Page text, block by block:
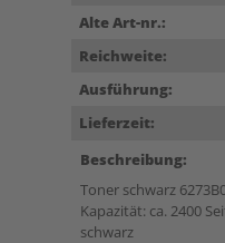
Alte Art-nr.:
Reichweite:
Ausführung:
Lieferzeit:
Beschreibung:
Toner schwarz
Kapazität: ca. 2400
schwarz